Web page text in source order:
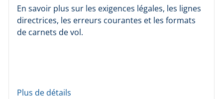
En savoir plus sur les exigences légales, les lignes
directrices, les erreurs courantes et les formats
de carnets de vol.
Plus de détails